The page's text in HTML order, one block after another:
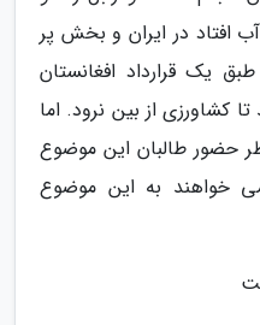
در ایران و بخش پر
یک قرارداد افغانستان
کشاورزی از بین نرود. اما
به خاطر حضور طالبان این موضوع
خواهند به این موضوع